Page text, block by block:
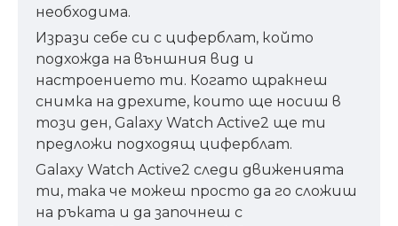
необходима.
Изрази себе си с циферблат, който
подхожда на външния вид и
настроението ти. Когато щракнеш
снимка на дрехите, които ще носиш в
този ден, Galaxy Watch Active2 ще ти
предложи подходящ циферблат.
Galaxy Watch Active2 следи движенията
ти, така че можеш просто да го сложиш
на ръката и да започнеш с